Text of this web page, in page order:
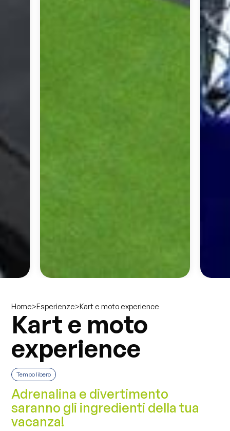
Home>Esperienze>Kart e moto experience
Kart e moto
experience
Tempo libero
Adrenalina e divertimento
saranno gli ingredienti della tua
vacanza!